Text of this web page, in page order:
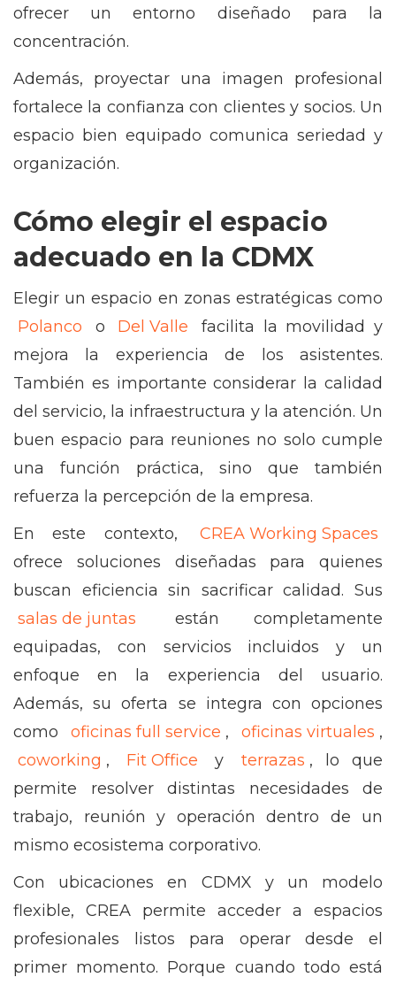
ofrecer un entorno diseñado para la
concentración.
Además, proyectar una imagen profesional
fortalece la confianza con clientes y socios. Un
espacio bien equipado comunica seriedad y
organización.
Cómo elegir el espacio
adecuado en la CDMX
Elegir un espacio en zonas estratégicas como
Polanco
o Del Valle
facilita la movilidad y
mejora la experiencia de los asistentes.
También es importante considerar la calidad
del servicio, la infraestructura y la atención. Un
buen espacio para reuniones no solo cumple
una función práctica, sino que también
refuerza la percepción de la empresa.
En este contexto,
CREA Working Spaces
ofrece soluciones diseñadas para quienes
buscan eficiencia sin sacrificar calidad. Sus
salas de juntas
están completamente
equipadas, con servicios incluidos y un
enfoque en la experiencia del usuario.
Además, su oferta se integra con opciones
como
oficinas full service , oficinas virtuales ,
coworking , Fit Office y terrazas , lo que
permite resolver distintas necesidades de
trabajo, reunión y operación dentro de un
mismo ecosistema corporativo.
Con ubicaciones en CDMX y un modelo
flexible, CREA permite acceder a espacios
profesionales listos para operar desde el
primer momento. Porque cuando todo está